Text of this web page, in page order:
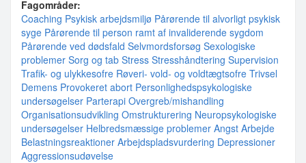
Fagområder:
Coaching Psykisk arbejdsmiljø Pårørende til alvorligt psykisk
syge Pårørende til person ramt af invaliderende sygdom
Pårørende ved dødsfald Selvmordsforsøg Sexologiske
problemer Sorg og tab Stress Stresshåndtering Supervision
Trafik- og ulykkesofre Røveri- vold- og voldtægtsofre Trivsel
Demens Provokeret abort Personlighedspsykologiske
undersøgelser Parterapi Overgreb/mishandling
Organisationsudvikling Omstrukturering Neuropsykologiske
undersøgelser Helbredsmæssige problemer Angst Arbejde
Belastningsreaktioner Arbejdspladsvurdering Depressioner
Aggressionsudøvelse